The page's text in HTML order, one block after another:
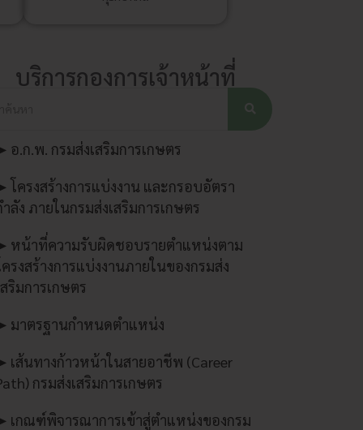
บริการกองการเจ้าหน้าที่
อ.ก.พ. กรมส่งเสริมการเกษตร
โครงสร้างการแบ่งงาน และกรอบอัตรา
ลัง ภายในกรมส่งเสริมการเกษตร
หน้าที่ความรับผิดชอบรายตำแหน่งตาม
รงสร้างการแบ่งงานภายในของกรมส่ง
ริมการเกษตร
มาตรฐานกำหนดตำแหน่ง
เส้นทางก้าวหน้าในสายอาชีพ (Career
กรมส่งเสริมการเกษตร
เกณฑ์พิจารณาการเข้าสู่ตำแหน่งของกรม